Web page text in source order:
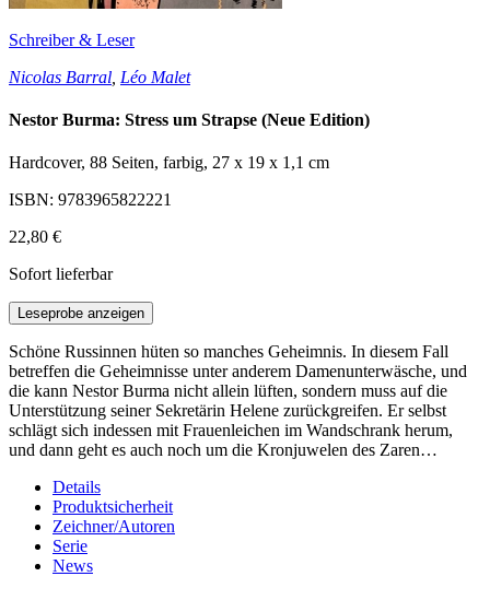
Schreiber & Leser
Nicolas Barral Léo Malet
Nestor Burma: Stress um Strapse (Neue Edition)
Hardcover, 88 Seiten, farbig, 27 x 19 x 1,1 cm
ISBN: 9783965822221
22,80 €
Sofort lieferbar
Leseprobe anzeigen
Schöne Russinnen hüten so manches Geheimnis. In diesem Fall
betreffen die Geheimnisse unter anderem Damenunterwäsche, und
die kann Nestor Burma nicht allein lüften, sondern muss auf die
Unterstützung seiner Sekretärin Helene zurückgreifen. Er selbst
schlägt sich indessen mit Frauenleichen im Wandschrank herum,
und dann geht es auch noch um die Kronjuwelen des Zaren…
Details
Produktsicherheit
Zeichner/Autoren
Serie
News